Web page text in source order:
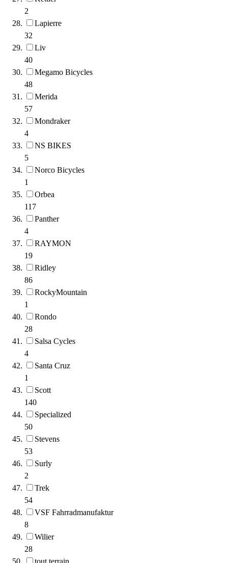
2
Lapierre
32
Liv
40
Megamo Bicycles
48
Merida
57
Mondraker
4
NS BIKES
5
Norco Bicycles
1
Orbea
117
Panther
4
RAYMON
19
Ridley
86
RockyMountain
1
Rondo
28
Salsa Cycles
4
Santa Cruz
1
Scott
140
Specialized
50
Stevens
53
Surly
2
Trek
54
VSF Fahrradmanufaktur
8
Wilier
28
tout terrain